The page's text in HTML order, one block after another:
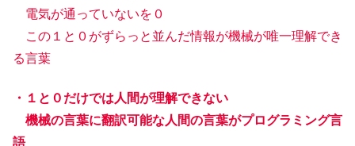
電気が通っていないを０
この１と０がずらっと並んだ情報が機械が唯一理解でき
る言葉
・１と０だけでは人間が理解できない
機械の言葉に翻訳可能な人間の言葉がプログラミング言
語